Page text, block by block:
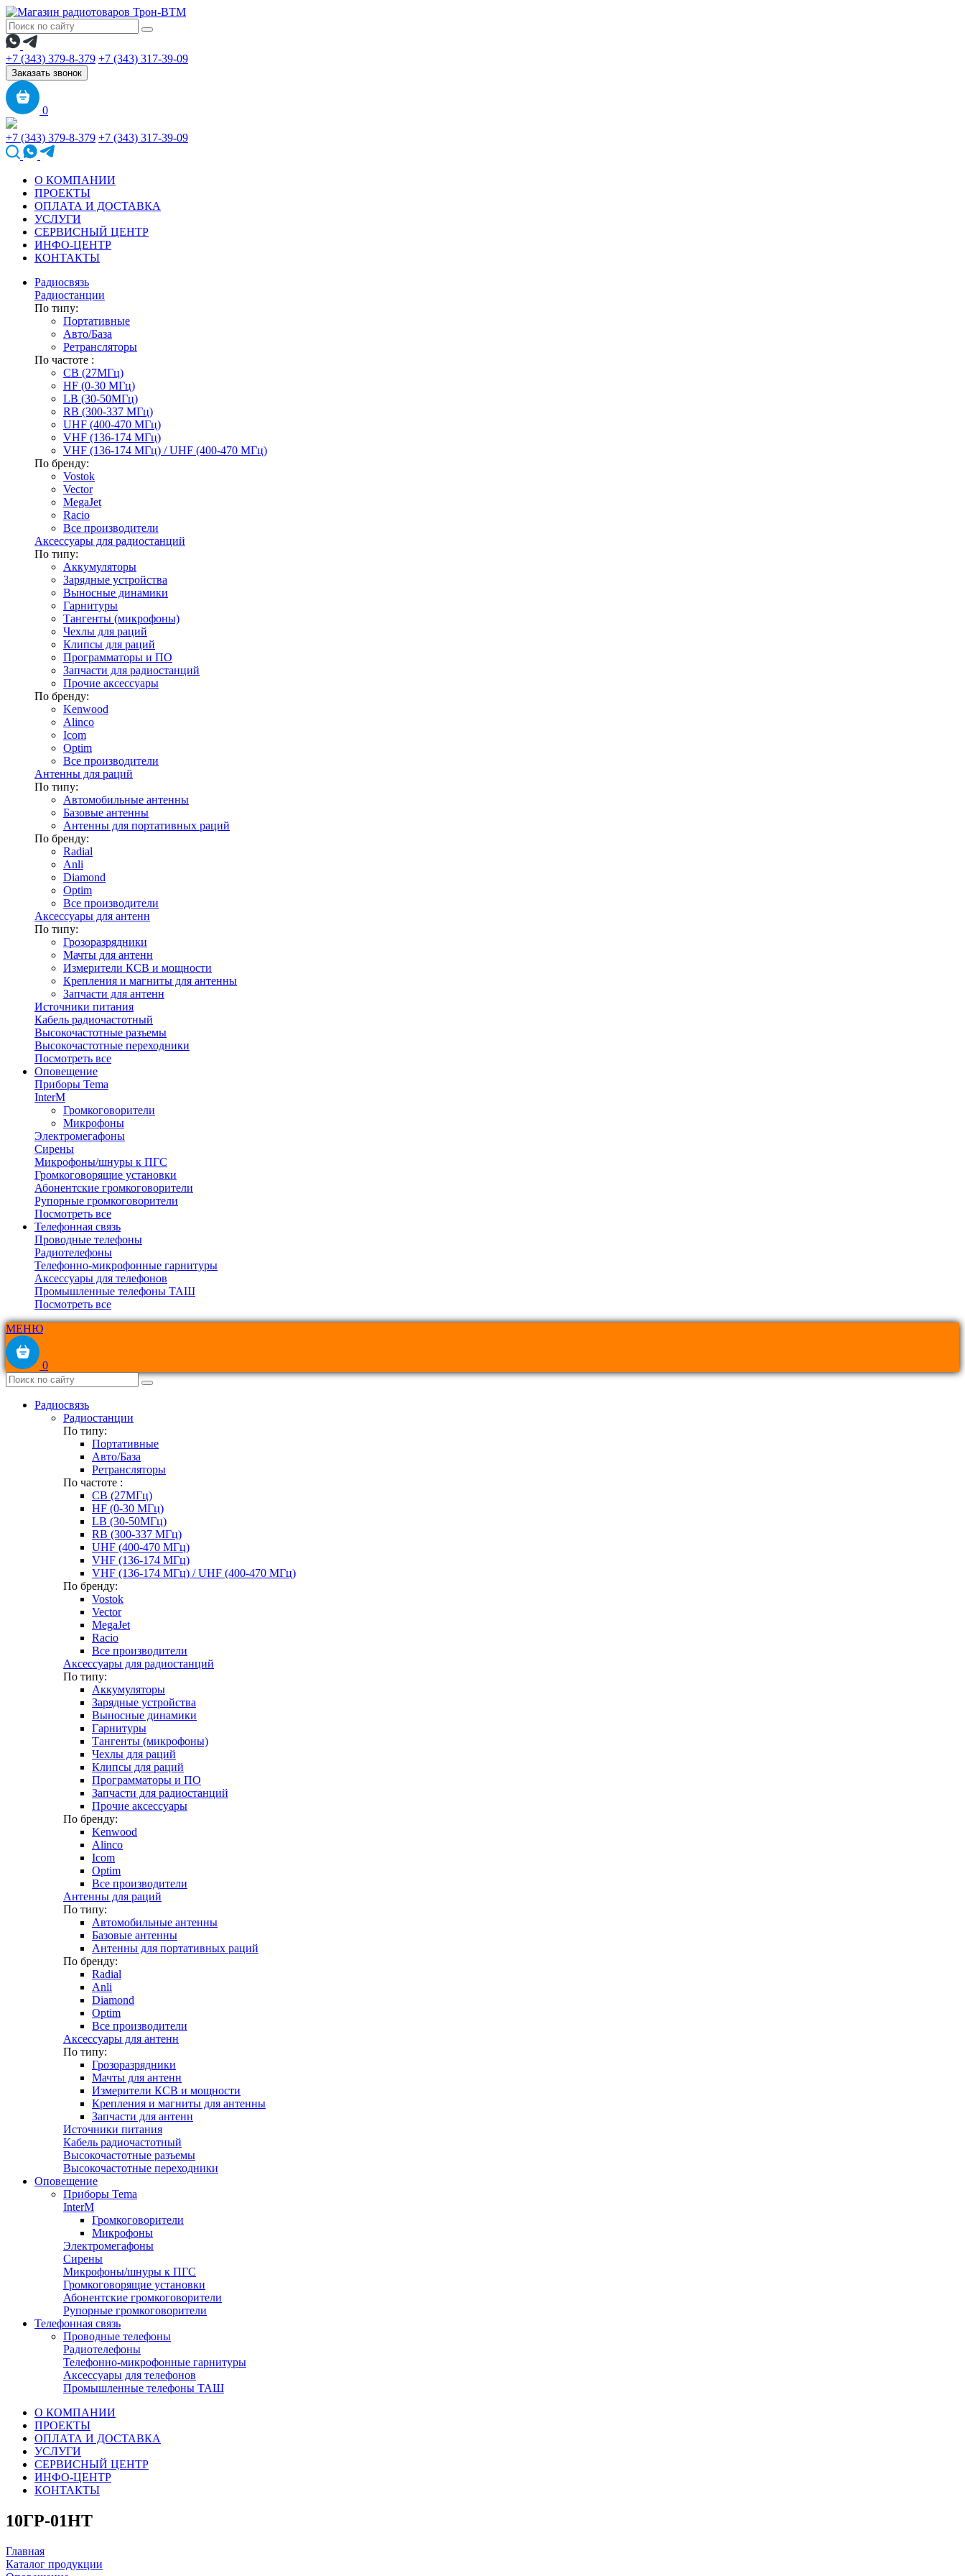
+7 (343) 379-8-379 +7 (343) 317-39-09
Заказать звонок
0
+7 (343) 379-8-379 +7 (343) 317-39-09
О КОМПАНИИ
ПРОЕКТЫ
ОПЛАТА И ДОСТАВКА
УСЛУГИ
СЕРВИСНЫЙ ЦЕНТР
ИНФО-ЦЕНТР
КОНТАКТЫ
Радиосвязь
Радиостанции
По типу:
Портативные
Авто/База
Ретрансляторы
По частоте :
CB (27МГц)
HF (0-30 МГц)
LB (30-50МГц)
RB (300-337 МГц)
UHF (400-470 МГц)
VHF (136-174 МГц)
VHF (136-174 МГц) / UHF (400-470 МГц)
По бренду:
Vostok
Vector
MegaJet
Racio
Все производители
Аксессуары для радиостанций
По типу:
Аккумуляторы
Зарядные устройства
Выносные динамики
Гарнитуры
Тангенты (микрофоны)
Чехлы для раций
Клипсы для раций
Программаторы и ПО
Запчасти для радиостанций
Прочие аксессуары
По бренду:
Kenwood
Alinco
Icom
Optim
Все производители
Антенны для раций
По типу:
Автомобильные антенны
Базовые антенны
Антенны для портативных раций
По бренду:
Radial
Anli
Diamond
Optim
Все производители
Аксессуары для антенн
По типу:
Грозоразрядники
Мачты для антенн
Измерители КСВ и мощности
Крепления и магниты для антенны
Запчасти для антенн
Источники питания
Кабель радиочастотный
Высокочастотные разъемы
Высокочастотные переходники
Посмотреть все
Оповещение
Приборы Tema
InterM
Громкоговорители
Микрофоны
Электромегафоны
Сирены
Микрофоны/шнуры к ПГС
Громкоговорящие установки
Абонентские громкоговорители
Рупорные громкоговорители
Посмотреть все
Телефонная связь
Проводные телефоны
Радиотелефоны
Телефонно-микрофонные гарнитуры
Аксессуары для телефонов
Промышленные телефоны ТАШ
Посмотреть все
МЕНЮ
0
Радиосвязь
Радиостанции
По типу:
Портативные
Авто/База
Ретрансляторы
По частоте :
CB (27МГц)
HF (0-30 МГц)
LB (30-50МГц)
RB (300-337 МГц)
UHF (400-470 МГц)
VHF (136-174 МГц)
VHF (136-174 МГц) / UHF (400-470 МГц)
По бренду:
Vostok
Vector
MegaJet
Racio
Все производители
Аксессуары для радиостанций
По типу:
Аккумуляторы
Зарядные устройства
Выносные динамики
Гарнитуры
Тангенты (микрофоны)
Чехлы для раций
Клипсы для раций
Программаторы и ПО
Запчасти для радиостанций
Прочие аксессуары
По бренду:
Kenwood
Alinco
Icom
Optim
Все производители
Антенны для раций
По типу:
Автомобильные антенны
Базовые антенны
Антенны для портативных раций
По бренду:
Radial
Anli
Diamond
Optim
Все производители
Аксессуары для антенн
По типу:
Грозоразрядники
Мачты для антенн
Измерители КСВ и мощности
Крепления и магниты для антенны
Запчасти для антенн
Источники питания
Кабель радиочастотный
Высокочастотные разъемы
Высокочастотные переходники
Оповещение
Приборы Tema
InterM
Громкоговорители
Микрофоны
Электромегафоны
Сирены
Микрофоны/шнуры к ПГС
Громкоговорящие установки
Абонентские громкоговорители
Рупорные громкоговорители
Телефонная связь
Проводные телефоны
Радиотелефоны
Телефонно-микрофонные гарнитуры
Аксессуары для телефонов
Промышленные телефоны ТАШ
О КОМПАНИИ
ПРОЕКТЫ
ОПЛАТА И ДОСТАВКА
УСЛУГИ
СЕРВИСНЫЙ ЦЕНТР
ИНФО-ЦЕНТР
КОНТАКТЫ
10ГР-01НТ
Главная
Каталог продукции